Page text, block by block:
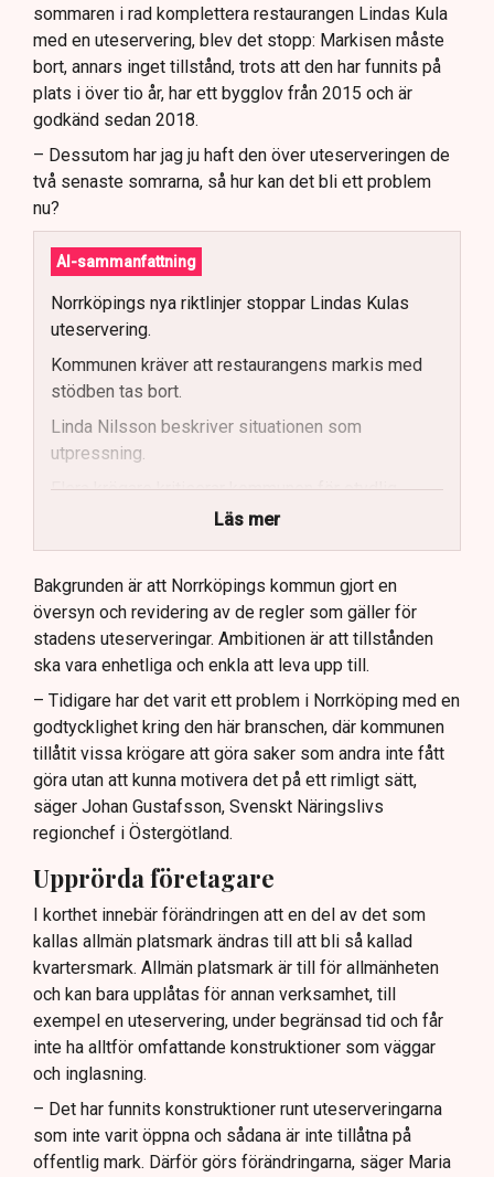
sommaren i rad komplettera restaurangen Lindas Kula
med en uteservering, blev det stopp: Markisen måste
bort, annars inget tillstånd, trots att den har funnits på
plats i över tio år, har ett bygglov från 2015 och är
godkänd sedan 2018.
– Dessutom har jag ju haft den över uteserveringen de
två senaste somrarna, så hur kan det bli ett problem
nu?
AI-sammanfattning
Norrköpings nya riktlinjer stoppar Lindas Kulas
uteservering.
Kommunen kräver att restaurangens markis med
stödben tas bort.
Linda Nilsson beskriver situationen som
utpressning.
Flera krögare kritiserar kommunen för otydlig
Kommunen vill skapa enhetliga regler för
uteserveringar.
Lindas Kula ställer in uteserveringen för
sommaren.
Läs mer
Bakgrunden är att Norrköpings kommun gjort en
översyn och revidering av de regler som gäller för
stadens uteserveringar. Ambitionen är att tillstånden
ska vara enhetliga och enkla att leva upp till.
– Tidigare har det varit ett problem i Norrköping med en
godtycklighet kring den här branschen, där kommunen
tillåtit vissa krögare att göra saker som andra inte fått
göra utan att kunna motivera det på ett rimligt sätt,
säger Johan Gustafsson, Svenskt Näringslivs
regionchef i Östergötland.
Upprörda företagare
I korthet innebär förändringen att en del av det som
kallas allmän platsmark ändras till att bli så kallad
kvartersmark. Allmän platsmark är till för allmänheten
och kan bara upplåtas för annan verksamhet, till
exempel en uteservering, under begränsad tid och får
inte ha alltför omfattande konstruktioner som väggar
och inglasning.
– Det har funnits konstruktioner runt uteserveringarna
som inte varit öppna och sådana är inte tillåtna på
offentlig mark. Därför görs förändringarna, säger Maria